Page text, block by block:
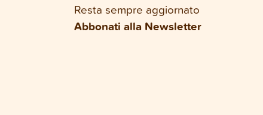
Resta sempre aggiornato
Abbonati alla Newsletter